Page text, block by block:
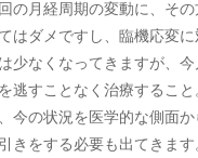
の月経周期の変動に、
てはダメですし、臨
少なくなってきますが、
逃すことなく治療するこ
今の状況を医学的な側面
きをする必要も出てき